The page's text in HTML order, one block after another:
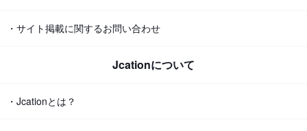
・サイト掲載に関するお問い合わせ
Jcationについて
・Jcationとは？